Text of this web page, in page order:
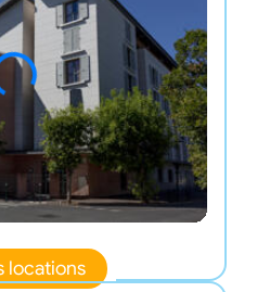
locations